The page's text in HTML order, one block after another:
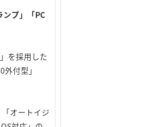
プ」「PC
を採用した
付型」
オートイジ